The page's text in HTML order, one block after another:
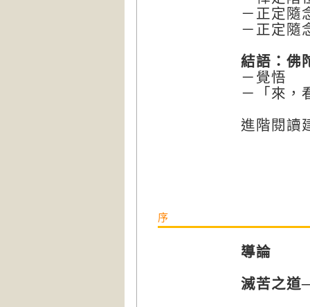
－正定隨
－正定隨
結語：佛
－覺悟
－「來，
進階閱讀
序
導論
滅苦之道